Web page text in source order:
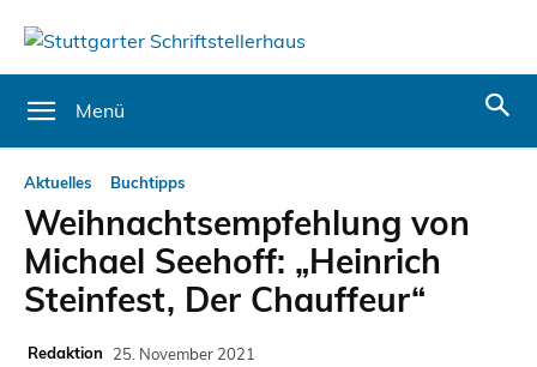
Menü
Aktuelles Buchtipps
Weihnachtsempfehlung von
Michael Seehoff: „Heinrich
Steinfest, Der Chauffeur“
Redaktion 25. November 2021